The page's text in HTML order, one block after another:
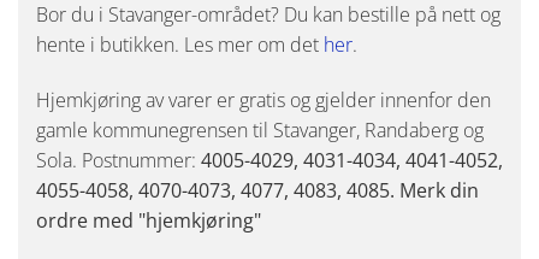
Bor du i Stavanger-området? Du kan bestille på nett og
hente i butikken. Les mer om det her.
Hjemkjøring av varer er gratis og gjelder innenfor den
gamle kommunegrensen til Stavanger, Randaberg og
Sola. Postnummer: 4005-4029, 4031-4034, 4041-4052,
4055-4058, 4070-4073, 4077, 4083, 4085. Merk din
ordre med "hjemkjøring"